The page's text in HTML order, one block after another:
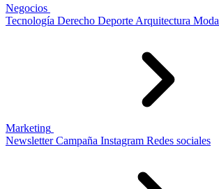
Negocios
Tecnología Derecho Deporte Arquitectura Moda
Marketing
Newsletter Campaña Instagram Redes sociales